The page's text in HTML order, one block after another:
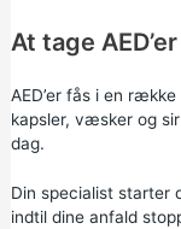
At tage AED’er
AED’er fås i en
kapsler, væsker og
dag.
Din specialist starter
indtil dine anfald